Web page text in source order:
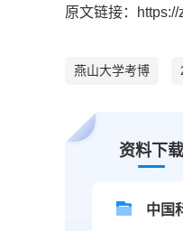
原文链接：
燕山大学考博
资料下载
中国